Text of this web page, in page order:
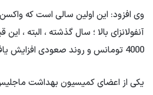
وی افزود: این اولین سالی است که واکسن
4000 تومانس و روند صعودی افزایش یافت.
یکی از اعضای کمیسیون بهداشت